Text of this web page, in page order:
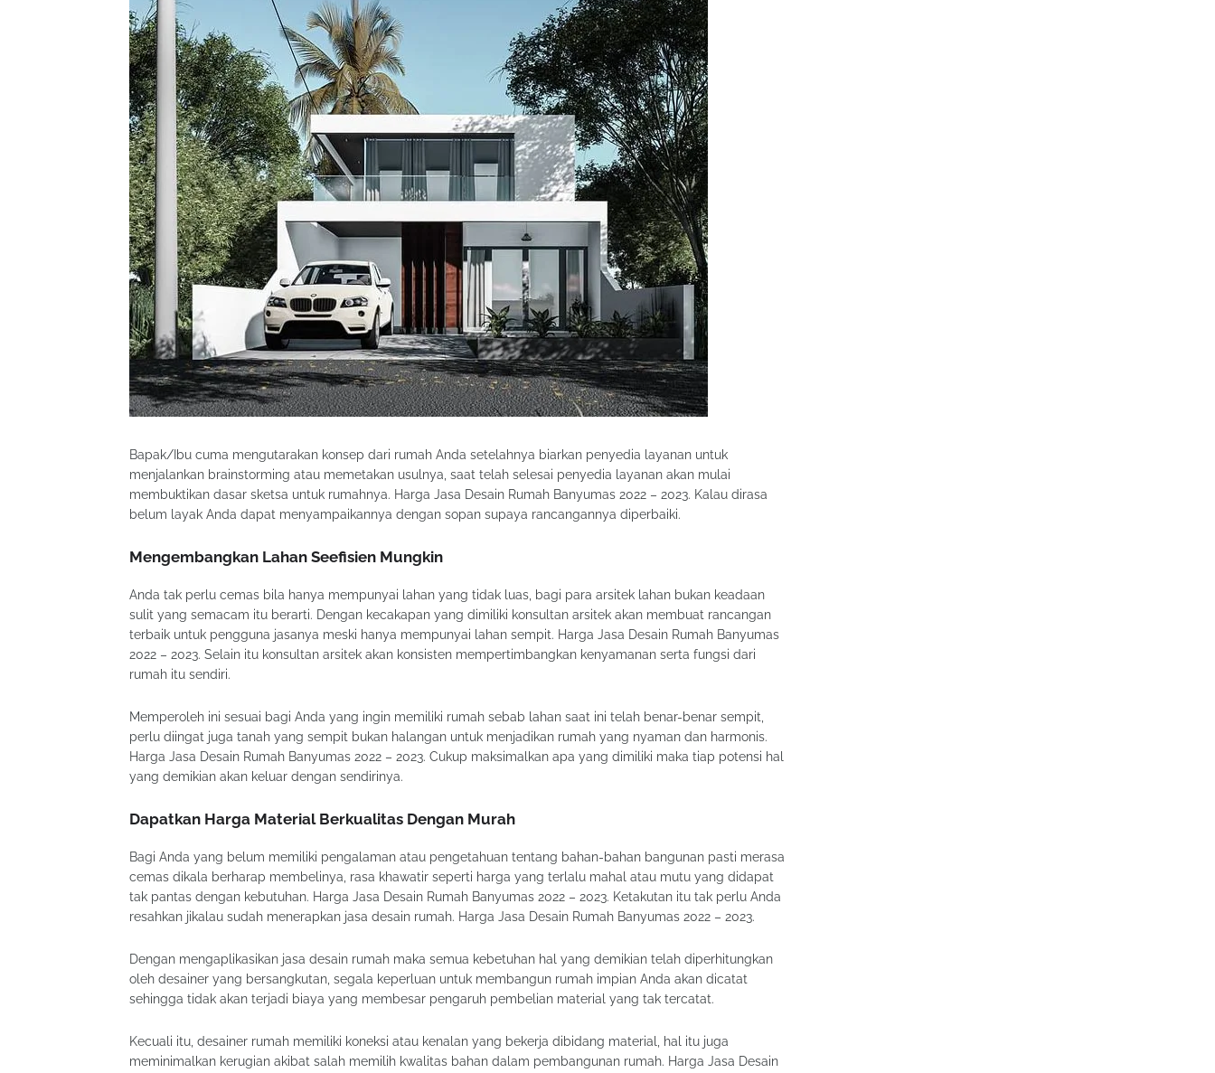
Bapak/Ibu cuma mengutarakan konsep dari rumah Anda setelahnya biarkan penyedia layanan untuk
menjalankan brainstorming atau memetakan usulnya, saat telah selesai penyedia layanan akan mulai
membuktikan dasar sketsa untuk rumahnya. Harga Jasa Desain Rumah Banyumas 2022 – 2023. Kalau dirasa
belum layak Anda dapat menyampaikannya dengan sopan supaya rancangannya diperbaiki.
Mengembangkan Lahan Seefisien Mungkin
Anda tak perlu cemas bila hanya mempunyai lahan yang tidak luas, bagi para arsitek lahan bukan keadaan
sulit yang semacam itu berarti. Dengan kecakapan yang dimiliki konsultan arsitek akan membuat rancangan
terbaik untuk pengguna jasanya meski hanya mempunyai lahan sempit. Harga Jasa Desain Rumah Banyumas
2022 – 2023. Selain itu konsultan arsitek akan konsisten mempertimbangkan kenyamanan serta fungsi dari
rumah itu sendiri.
Memperoleh ini sesuai bagi Anda yang ingin memiliki rumah sebab lahan saat ini telah benar-benar sempit,
perlu diingat juga tanah yang sempit bukan halangan untuk menjadikan rumah yang nyaman dan harmonis.
Harga Jasa Desain Rumah Banyumas 2022 – 2023. Cukup maksimalkan apa yang dimiliki maka tiap potensi hal
yang demikian akan keluar dengan sendirinya.
Dapatkan Harga Material Berkualitas Dengan Murah
Bagi Anda yang belum memiliki pengalaman atau pengetahuan tentang bahan-bahan bangunan pasti merasa
cemas dikala berharap membelinya, rasa khawatir seperti harga yang terlalu mahal atau mutu yang didapat
tak pantas dengan kebutuhan. Harga Jasa Desain Rumah Banyumas 2022 – 2023. Ketakutan itu tak perlu Anda
resahkan jikalau sudah menerapkan jasa desain rumah. Harga Jasa Desain Rumah Banyumas 2022 – 2023.
Dengan mengaplikasikan jasa desain rumah maka semua kebetuhan hal yang demikian telah diperhitungkan
oleh desainer yang bersangkutan, segala keperluan untuk membangun rumah impian Anda akan dicatat
sehingga tidak akan terjadi biaya yang membesar pengaruh pembelian material yang tak tercatat.
Kecuali itu, desainer rumah memiliki koneksi atau kenalan yang bekerja dibidang material, hal itu juga
meminimalkan kerugian akibat salah memilih kwalitas bahan dalam pembangunan rumah. Harga Jasa Desain